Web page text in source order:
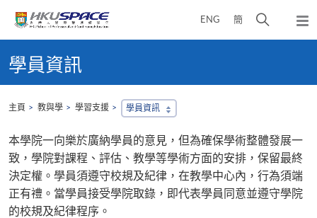
ENG 簡
開
彈
出
單
content
start學員資訊
主頁 教與學 學習支援 學員資訊
本學院一向樂於廣納學員的意見，但為確保學術整體發展一
致，學院對課程、評估、教學等學術方面的安排，保留最終
決定權。學員須遵守校規及紀律，在教學中心內，行為須端
正有禮。當學員接受學院取錄，即代表學員同意並遵守學院
的校規及紀律程序。